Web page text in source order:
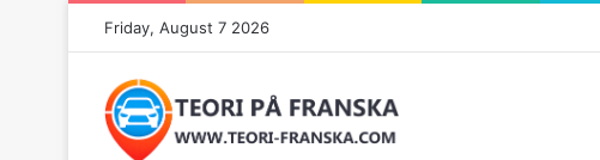
Friday, August 7 2026